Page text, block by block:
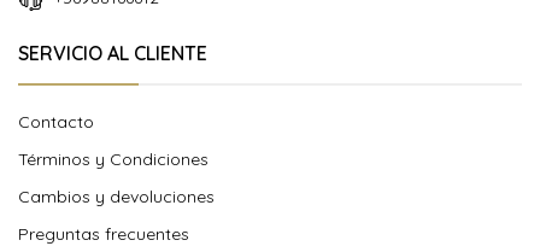
SERVICIO AL CLIENTE
Contacto
Términos y Condiciones
Cambios y devoluciones
Preguntas frecuentes